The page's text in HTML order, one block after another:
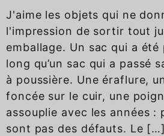
J'aime les objets qui ne
l'impression de sortir tout
emballage. Un sac qui a
long qu’un sac qui a passé
à poussière. Une éraflure,
foncée sur le cuir, une
assouplie avec les années :
sont pas des défauts. Le […]